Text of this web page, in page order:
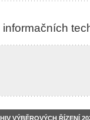
VÝBĚROVÝCH ŘÍZENÍ